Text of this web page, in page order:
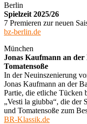
Berlin
Spielzeit 2025/26
7 Premieren zur neuen
bz-berlin.de
München
Jonas Kaufmann an
Tomatensoße
In der Neuinszenierung
Jonas Kaufmann an der
Partie, die etliche Tücken
„Vesti la giubba“, die der
und Tomatensoße zum
BR-Klassik.de